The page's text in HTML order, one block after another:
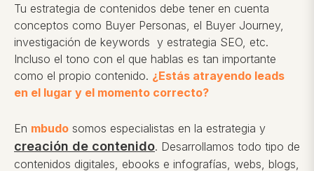
Tu estrategia de contenidos debe tener en cuenta
conceptos como Buyer Personas, el Buyer Journey,
investigación de keywords y estrategia SEO, etc.
Incluso el tono con el que hablas es tan importante
como el propio contenido. ¿Estás atrayendo leads
en el lugar y el momento correcto?
En mbudo somos especialistas en la estrategia y
creación de contenido. Desarrollamos todo tipo de
contenidos digitales, ebooks e infografías, webs, blogs,